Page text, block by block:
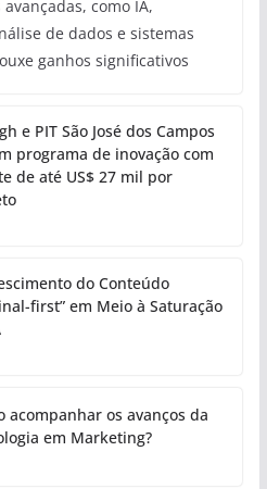
como IA,
de dados e sistemas
ganhos significativos
e PIT São José dos Campos
programa de inovação com
de até US$ 27 mil por
do Conteúdo
first” em Meio à Saturação
acompanhar os avanços da
em Marketing?